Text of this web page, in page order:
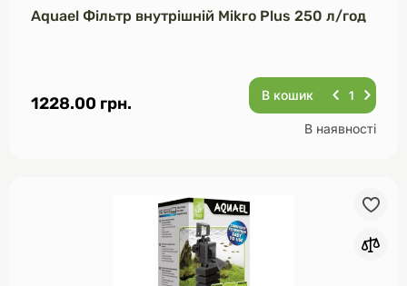
Aquael Фільтр внутрішній Mikro Plus 250 л/год
1228.00 грн. В кошик
В наявності